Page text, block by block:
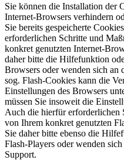
Sie können die Installation der
Internet-Browsers verhindern
Sie bereits gespeicherte
erforderlichen Schritte und
konkret genutzten Internet-
daher bitte die Hilfefunktion
Browsers oder wenden sich an
sog. Flash-Cookies kann die
Einstellungen des Browsers
müssen Sie insoweit die
Auch die hierfür erforderlichen
von Ihrem konkret genutzten
Sie daher bitte ebenso die
Flash-Players oder wenden
Support.